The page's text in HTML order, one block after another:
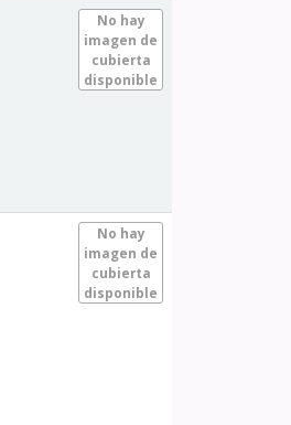
No hay
imagen de
cubierta
disponible
No hay
imagen de
cubierta
disponible